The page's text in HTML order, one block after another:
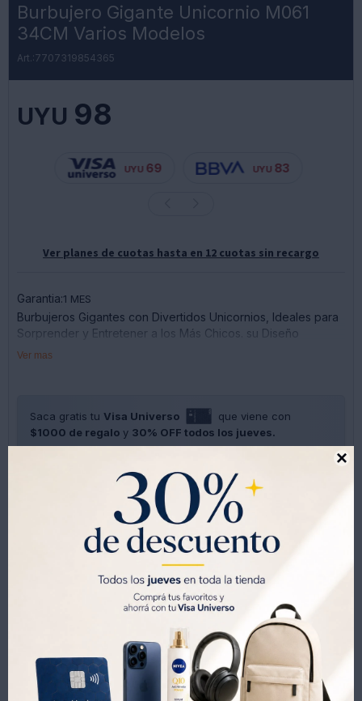

Burbujero Gigante Unicornio M061
34CM Varios Modelos
7707319854365
UYU 98
UYU 69 UYU 83
Ver planes de cuotas hasta en 12 cuotas sin recargo
Garantia:1 MES
Burbujeros Gigantes con Divertidos Unicornios, Ideales para
Sorprender y Entretener a los Más Chicos. su Diseño
Colorido y Tamaño Extra Grande Hacen Que Sean Perfectos
Muchísimas Burbujas de Forma Fácil y Divertida.
- Diseños de Unicornios Surtidos
Imagen Meramente Ilustrativa
Ver mas
Saca gratis tu Visa Universo
que viene con
$1000 de regalo y 30% OFF todos los jueves.
 
Métodos y costos de envíos
Productos que te pueden interesar